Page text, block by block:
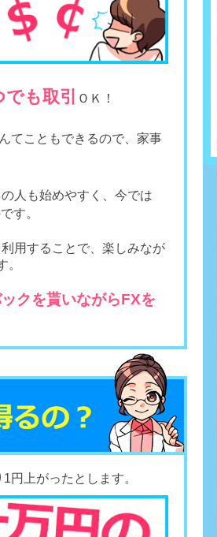
も取引 ＯＫ！
てこともできるので、家事
人も始めやすく、今では
す。
利用することで、楽しみなが
。
クを貰いながらFXを
円上がったとします。